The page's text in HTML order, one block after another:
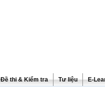
Đề thi & Kiểm tra Tư liệu E-